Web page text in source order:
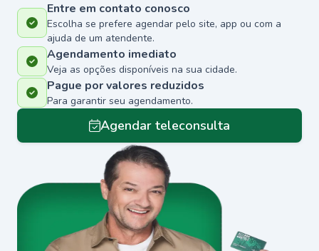
Entre em contato conosco
Escolha se prefere agendar pelo site, app ou com a
ajuda de um atendente.
Agendamento imediato
Veja as opções disponíveis na sua cidade.
Pague por valores reduzidos
Para garantir seu agendamento.
Agendar teleconsulta